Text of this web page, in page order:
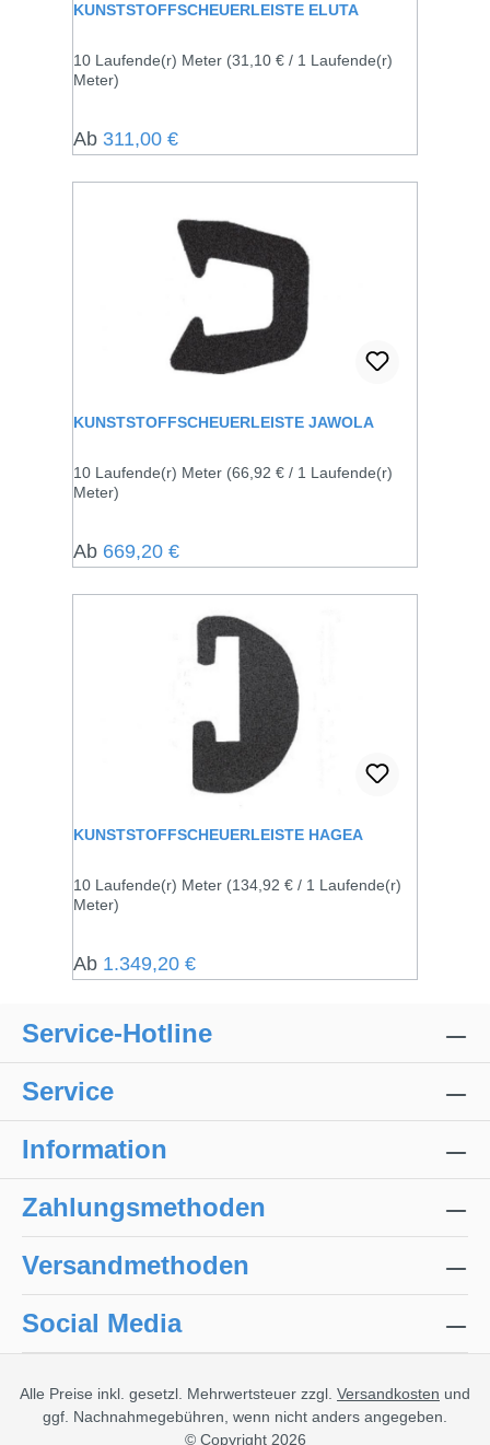
KUNSTSTOFFSCHEUERLEISTE ELUTA
10 Laufende(r) Meter (31,10 € / 1 Laufende(r)
Meter)
Regulärer Preis:
Ab 311,00 €
KUNSTSTOFFSCHEUERLEISTE JAWOLA
10 Laufende(r) Meter (66,92 € / 1 Laufende(r)
Meter)
Regulärer Preis:
Ab 669,20 €
KUNSTSTOFFSCHEUERLEISTE HAGEA
10 Laufende(r) Meter (134,92 € / 1 Laufende(r)
Meter)
Regulärer Preis:
Ab 1.349,20 €
Service-Hotline
Service
Information
Zahlungsmethoden
Versandmethoden
Social Media
Alle Preise inkl. gesetzl. Mehrwertsteuer zzgl. Versandkosten und
ggf. Nachnahmegebühren, wenn nicht anders angegeben.
© Copyright 2026